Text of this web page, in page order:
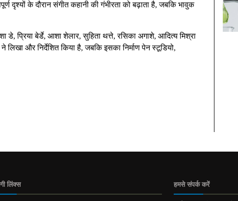
के दौरान संगीत कहानी की गंभीरता को बढ़ाता है, जबकि भावुक
डे, प्रिया बेर्डे, आशा शेलार, सुहिता थत्ते, रसिका अगाशे, आदित्य मिश्रा
और निर्देशित किया है, जबकि इसका निर्माण पेन स्टूडियो,
लिंक्स हमसे संपर्क करें